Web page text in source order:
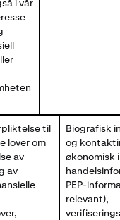
i vår
til
lover om
av
av
Biografisk
og
økonomisk
PEP-
relevant),